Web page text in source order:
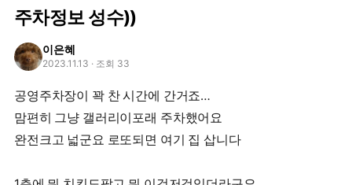
주차정보 성수))
이은혜
2023.11.13 · 조회 33
공영주차장이 꽉 찬 시간에 간거죠…
맘편히 그냥 갤러리이포래 주차했어요
완전크고 넓군요 로또되면 여기 집 삽니다